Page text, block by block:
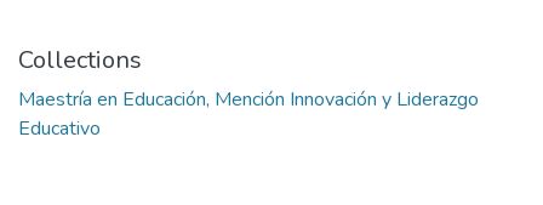
Collections
Maestría en Educación, Mención Innovación y Liderazgo
Educativo